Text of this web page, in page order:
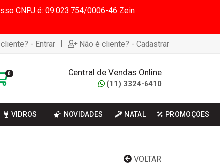
CNPJ é: 09.023.754/0006-46 Zein
- Entrar | Não é cliente? - Cadastrar
0 Central de Vendas Online
(11) 3324-6410
VIDROS NOVIDADES NATAL PROMOÇÕES
VOLTAR